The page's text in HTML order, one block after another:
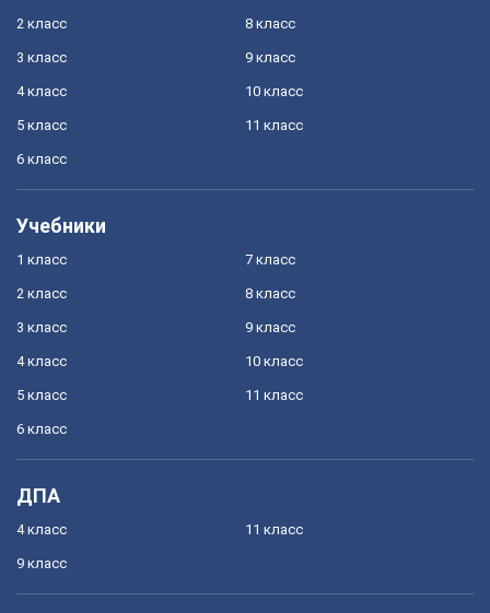
2 класс
3 класс
4 класс
5 класс
6 класс
8 класс
9 класс
10 класс
11 класс
Учебники
1 класс
2 класс
3 класс
4 класс
5 класс
6 класс
7 класс
8 класс
9 класс
10 класс
11 класс
ДПА
4 класс
9 класс
11 класс